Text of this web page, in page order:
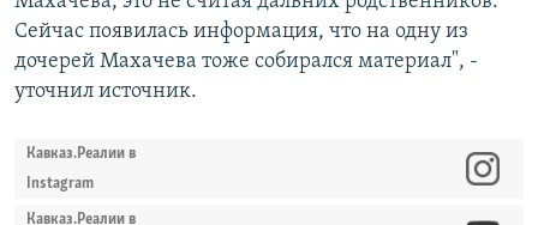
Сейчас появилась информация, что на одну из
дочерей Махачева тоже собирался материал", -
уточнил источник.
Кавказ.Реалии в
Instagram
Кавказ.Реалии в